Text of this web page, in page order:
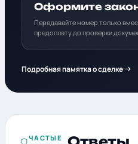
Оформите
Передавайте номер только
предоплату до проверки
Подробная памятка о сделке
ЧАСТЫЕ